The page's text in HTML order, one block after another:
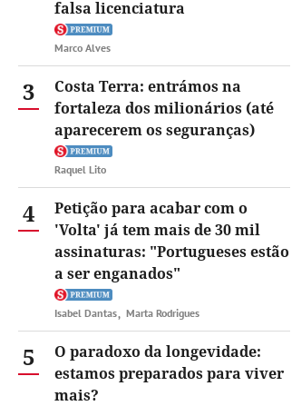
falsa licenciatura
Marco Alves
3
Costa Terra: entrámos na
fortaleza dos milionários (até
aparecerem os seguranças)
Raquel Lito
4
Petição para acabar com o
'Volta' já tem mais de 30 mil
assinaturas: "Portugueses estão
a ser enganados"
Isabel Dantas Marta Rodrigues
5
O paradoxo da longevidade:
estamos preparados para viver
mais?